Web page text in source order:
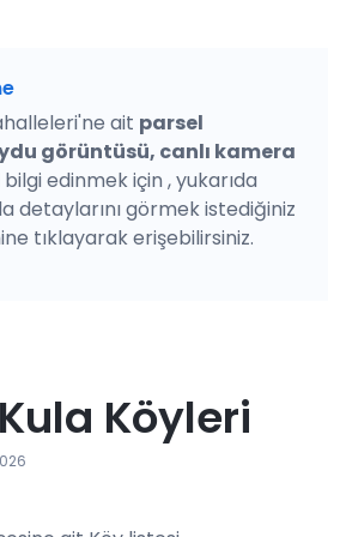
ait parsel
görüntüsü, canlı kamera
edinmek için , yukarıda
detaylarını görmek istediğiniz
tıklayarak erişebilirsiniz.
Köyleri